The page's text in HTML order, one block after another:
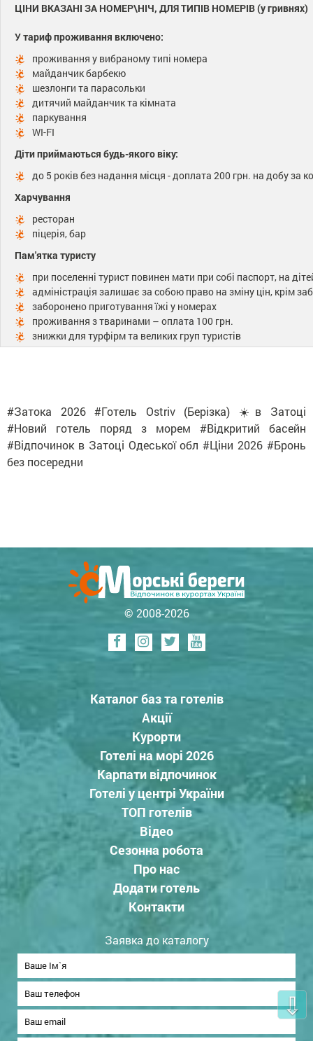
ЦІНИ ВКАЗАНІ ЗА НОМЕР\НІЧ, ДЛЯ ТИПІВ НОМЕРІВ (у гривнях)
У тариф проживання включено:
проживання у вибраному типі номера
майданчик барбекю
шезлонги та парасольки
дитячий майданчик та кімната
паркування
WI-FI
Діти приймаються будь-якого віку:
до 5 років без надання місця - доплата 200 грн. на добу за
Харчування
ресторан
піцерія, бар
Пам'ятка туристу
при поселенні турист повинен мати при собі паспорт, на
адміністрація залишає за собою право на зміну цін, крім
заборонено приготування їжі у номерах
проживання з тваринами – оплата 100 грн.
знижки для турфірм та великих груп туристів
#Затока 2026 #Готель Ostriv (Берізка) ☀️в Затоці
#Новий готель поряд з морем #Відкритий басейн
#Відпочинок в Затоці Одеської обл #Ціни 2026 #Бронь
без посередни
© 2008-2026
Каталог баз та готелів
Акції
Курорти
Готелі на морі 2026
Карпати відпочинок
Готелі у центрі України
ТОП готелів
Відео
Сезонна робота
Про нас
Додати готель
Контакти
Заявка до каталогу
⇩